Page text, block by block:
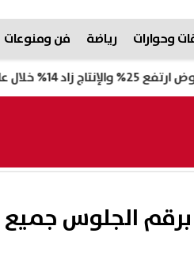
وحوارات رياضة فن ومنوعات